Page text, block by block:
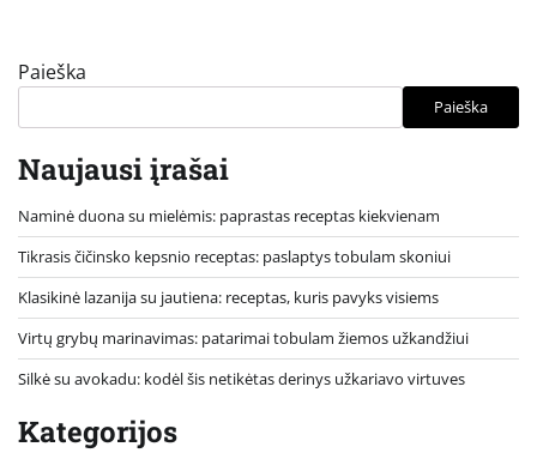
Paieška
Paieška
Naujausi įrašai
Naminė duona su mielėmis: paprastas receptas kiekvienam
Tikrasis čičinsko kepsnio receptas: paslaptys tobulam skoniui
Klasikinė lazanija su jautiena: receptas, kuris pavyks visiems
Virtų grybų marinavimas: patarimai tobulam žiemos užkandžiui
Silkė su avokadu: kodėl šis netikėtas derinys užkariavo virtuves
Kategorijos